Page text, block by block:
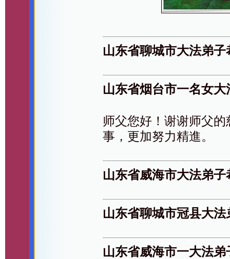
山东省聊城市大法弟
山东省烟台市一名女
师父您好！谢谢师父
事，更加努力精進。
山东省威海市大法弟
山东省聊城市冠县大
山东省威海市一大法